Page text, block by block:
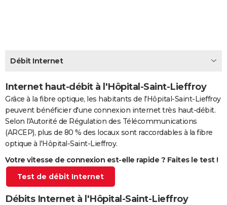
Carte de Noël
Carte Bonne année
Carte Saint-Valentin
Carte Pâques
Carte d'anniversaire
DICTIONNAIRE
Dictionnaire
Biographies
Citations
Expressions
Proverbes
PROGRAMME TV
COPAINS D'AVANT
AVIS DE DÉCÈS
FORUM
Bricolage
Lifestyle
Culture
Sport
Auto
Television
Voyage
Cinema
Débit Internet
Internet haut-débit à l'Hôpital-Saint-Lieffroy
Grâce à la fibre optique, les habitants de l'Hôpital-Saint-Lieffroy
peuvent bénéficier d'une connexion internet très haut-débit.
Selon l'Autorité de Régulation des Télécommunications
(ARCEP), plus de 80 % des locaux sont raccordables à la fibre
optique à l'Hôpital-Saint-Lieffroy.
Votre vitesse de connexion est-elle rapide ? Faites le test !
Test de débit Internet
Débits Internet à l'Hôpital-Saint-Lieffroy